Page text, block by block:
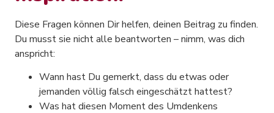
Diese Fragen können Dir helfen, deinen Beitrag zu finden.
Du musst sie nicht alle beantworten – nimm, was dich
anspricht:
Wann hast Du gemerkt, dass du etwas oder
jemanden völlig falsch eingeschätzt hattest?
Was hat diesen Moment des Umdenkens